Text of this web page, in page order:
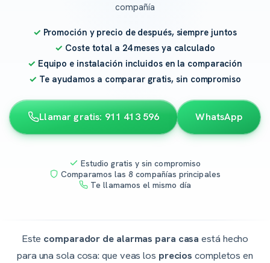
compañía
Promoción y precio de después, siempre juntos
Coste total a 24 meses ya calculado
Equipo e instalación incluidos en la comparación
Te ayudamos a comparar gratis, sin compromiso
Llamar gratis: 911 413 596 WhatsApp
Estudio gratis y sin compromiso
Comparamos las 8 compañías principales
Te llamamos el mismo día
Este comparador de alarmas para casa está hecho
para una sola cosa: que veas los precios completos en